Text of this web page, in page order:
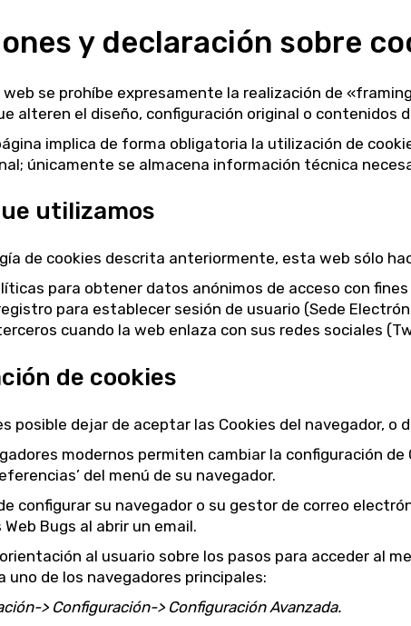
y declaración sobre
web se prohíbe expresamente la realización de
alteren el diseño, configuración original o contenidos
implica de forma obligatoria la utilización de
únicamente se almacena información técnica
utilizamos
de cookies descrita anteriormente, esta web sólo
para obtener datos anónimos de acceso con
para establecer sesión de usuario (Sede
cuando la web enlaza con sus redes sociales
de cookies
posible dejar de aceptar las Cookies del navegador, o
modernos permiten cambiar la configuración
del menú de su navegador.
configurar su navegador o su gestor de correo
Bugs al abrir un email.
al usuario sobre los pasos para acceder al
uno de los navegadores principales:
> Configuración-> Configuración Avanzada.